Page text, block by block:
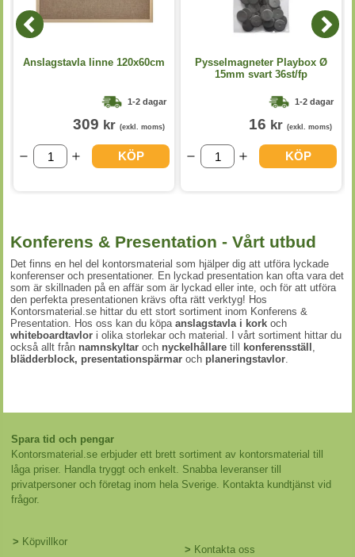
Anslagstavla linne 120x60cm
1-2 dagar
309 kr (exkl. moms)
KÖP
Pysselmagneter Playbox Ø
15mm svart 36st/fp
1-2 dagar
16 kr (exkl. moms)
KÖP
Konferens & Presentation - Vårt utbud
Det finns en hel del kontorsmaterial som hjälper dig att utföra lyckade
konferenser och presentationer. En lyckad presentation kan ofta vara det
som är skillnaden på en affär som är lyckad eller inte, och för att utföra
den perfekta presentationen krävs ofta rätt verktyg! Hos
Kontorsmaterial.se hittar du ett stort sortiment inom Konferens &
Presentation. Hos oss kan du köpa anslagstavla i kork och
whiteboardtavlor i olika storlekar och material. I vårt sortiment hittar du
också allt från namnskyltar och nyckelhållare till konferensställ ,
blädderblock, presentationspärmar och planeringstavlor.
Spara tid och pengar
Kontorsmaterial.se erbjuder ett brett sortiment av kontorsmaterial till
låga priser. Handla tryggt och enkelt. Snabba leveranser till
privatpersoner och företag inom hela Sverige. Kontakta kundtjänst vid
frågor.
> Köpvillkor
> Kontakta oss